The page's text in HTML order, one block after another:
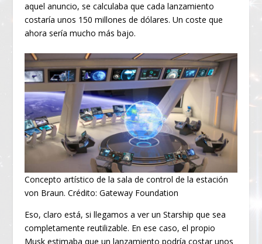
aquel anuncio, se calculaba que cada lanzamiento
costaría unos 150 millones de dólares. Un coste que
ahora sería mucho más bajo.
Concepto artístico de la sala de control de la estación
von Braun. Crédito: Gateway Foundation
Eso, claro está, si llegamos a ver un Starship que sea
completamente reutilizable. En ese caso, el propio
Musk estimaba que un lanzamiento podría costar unos